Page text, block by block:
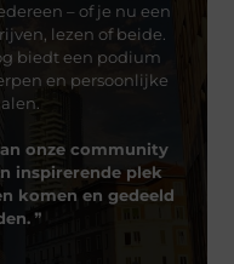
– of je nu een
lezen of beide.
biedt een podium
en persoonlijke
onze community
inspirerende plek
komen en gedeeld
❞